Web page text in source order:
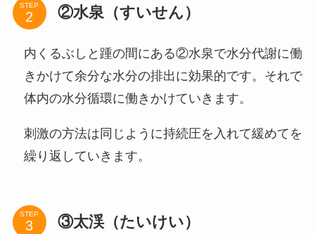
STEP ②水泉（すいせん）
内くるぶしと踵の間にある②水泉で水分代謝に働
きかけて余分な水分の排出に効果的です。それで
体内の水分循環に働きかけていきます。
刺激の方法は同じように持続圧を入れて緩めてを
繰り返していきます。
STEP ③太渓（たいけい）